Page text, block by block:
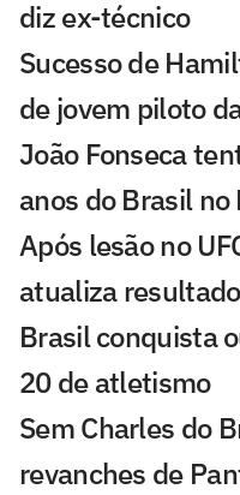
diz ex-técnico
Sucesso de
de jovem piloto
João Fonseca
anos do Brasil
Após lesão no
atualiza
Brasil conquista
20 de atletismo
Sem Charles do
revanches de